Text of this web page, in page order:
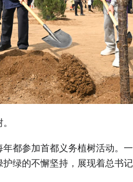
都参加首都义务植树活动。
绿的不懈坚持，展现着总书